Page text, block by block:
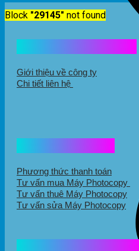
Block "29145" not found
Giới thiệu về công ty
Chi tiết liên hệ
Phương thức thanh toán
Tư vấn mua Máy Photocopy
Tư vấn thuê Máy Photocopy
Tư vấn sửa Máy Photocopy